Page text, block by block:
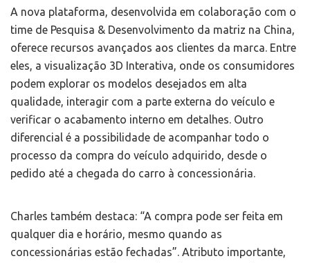
A nova plataforma, desenvolvida em colaboração com o
time de Pesquisa & Desenvolvimento da matriz na China,
oferece recursos avançados aos clientes da marca. Entre
eles, a visualização 3D Interativa, onde os consumidores
podem explorar os modelos desejados em alta
qualidade, interagir com a parte externa do veículo e
verificar o acabamento interno em detalhes. Outro
diferencial é a possibilidade de acompanhar todo o
processo da compra do veículo adquirido, desde o
pedido até a chegada do carro à concessionária.
Charles também destaca: “A compra pode ser feita em
qualquer dia e horário, mesmo quando as
concessionárias estão fechadas”. Atributo importante,